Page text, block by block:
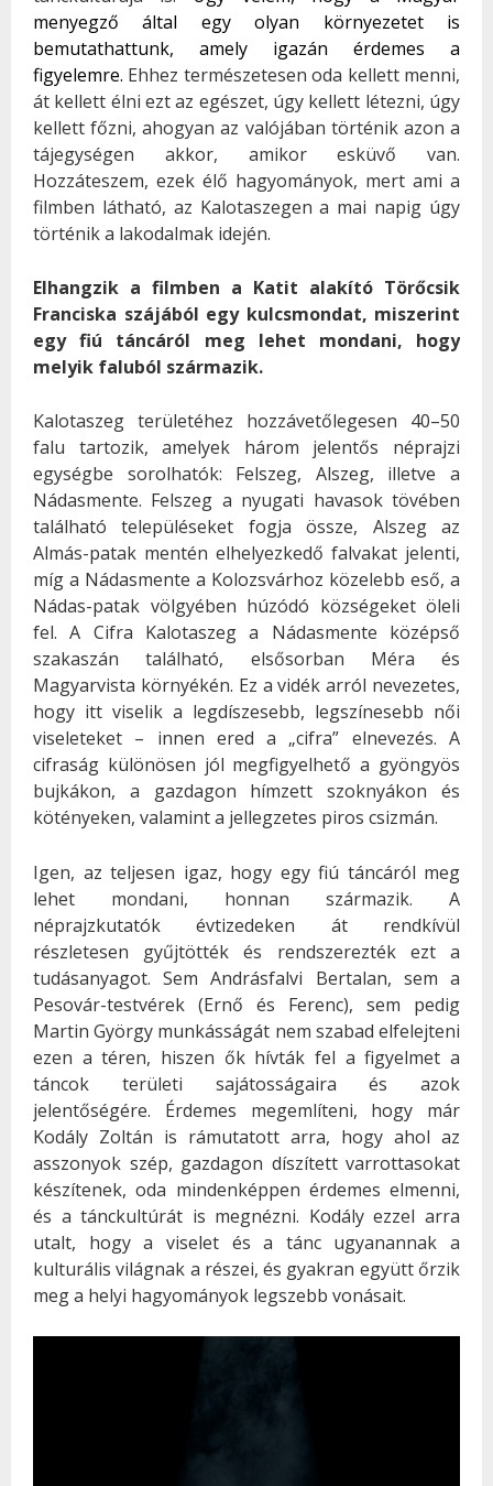
menyegző által egy olyan környezetet is
bemutathattunk, amely igazán érdemes a
figyelemre. Ehhez természetesen oda kellett menni,
át kellett élni ezt az egészet, úgy kellett létezni, úgy
kellett főzni, ahogyan az valójában történik azon a
tájegységen akkor, amikor esküvő van.
Hozzáteszem, ezek élő hagyományok, mert ami a
filmben látható, az Kalotaszegen a mai napig úgy
történik a lakodalmak idején.
Elhangzik a filmben a Katit alakító Törőcsik
Franciska szájából egy kulcsmondat, miszerint
egy fiú táncáról meg lehet mondani, hogy
melyik faluból származik.
Kalotaszeg területéhez hozzávetőlegesen 40–50
falu tartozik, amelyek három jelentős néprajzi
egységbe sorolhatók: Felszeg, Alszeg, illetve a
Nádasmente. Felszeg a nyugati havasok tövében
található településeket fogja össze, Alszeg az
Almás-patak mentén elhelyezkedő falvakat jelenti,
míg a Nádasmente a Kolozsvárhoz közelebb eső, a
Nádas-patak völgyében húzódó községeket öleli
fel. A Cifra Kalotaszeg a Nádasmente középső
szakaszán található, elsősorban Méra és
Magyarvista környékén. Ez a vidék arról nevezetes,
hogy itt viselik a legdíszesebb, legszínesebb női
viseleteket – innen ered a „cifra” elnevezés. A
cifraság különösen jól megfigyelhető a gyöngyös
bujkákon, a gazdagon hímzett szoknyákon és
kötényeken, valamint a jellegzetes piros csizmán.
Igen, az teljesen igaz, hogy egy fiú táncáról meg
lehet mondani, honnan származik. A
néprajzkutatók évtizedeken át rendkívül
részletesen gyűjtötték és rendszerezték ezt a
tudásanyagot. Sem Andrásfalvi Bertalan, sem a
Pesovár-testvérek (Ernő és Ferenc), sem pedig
Martin György munkásságát nem szabad elfelejteni
ezen a téren, hiszen ők hívták fel a figyelmet a
táncok területi sajátosságaira és azok
jelentőségére. Érdemes megemlíteni, hogy már
Kodály Zoltán is rámutatott arra, hogy ahol az
asszonyok szép, gazdagon díszített varrottasokat
készítenek, oda mindenképpen érdemes elmenni,
és a tánckultúrát is megnézni. Kodály ezzel arra
utalt, hogy a viselet és a tánc ugyanannak a
kulturális világnak a részei, és gyakran együtt őrzik
meg a helyi hagyományok legszebb vonásait.